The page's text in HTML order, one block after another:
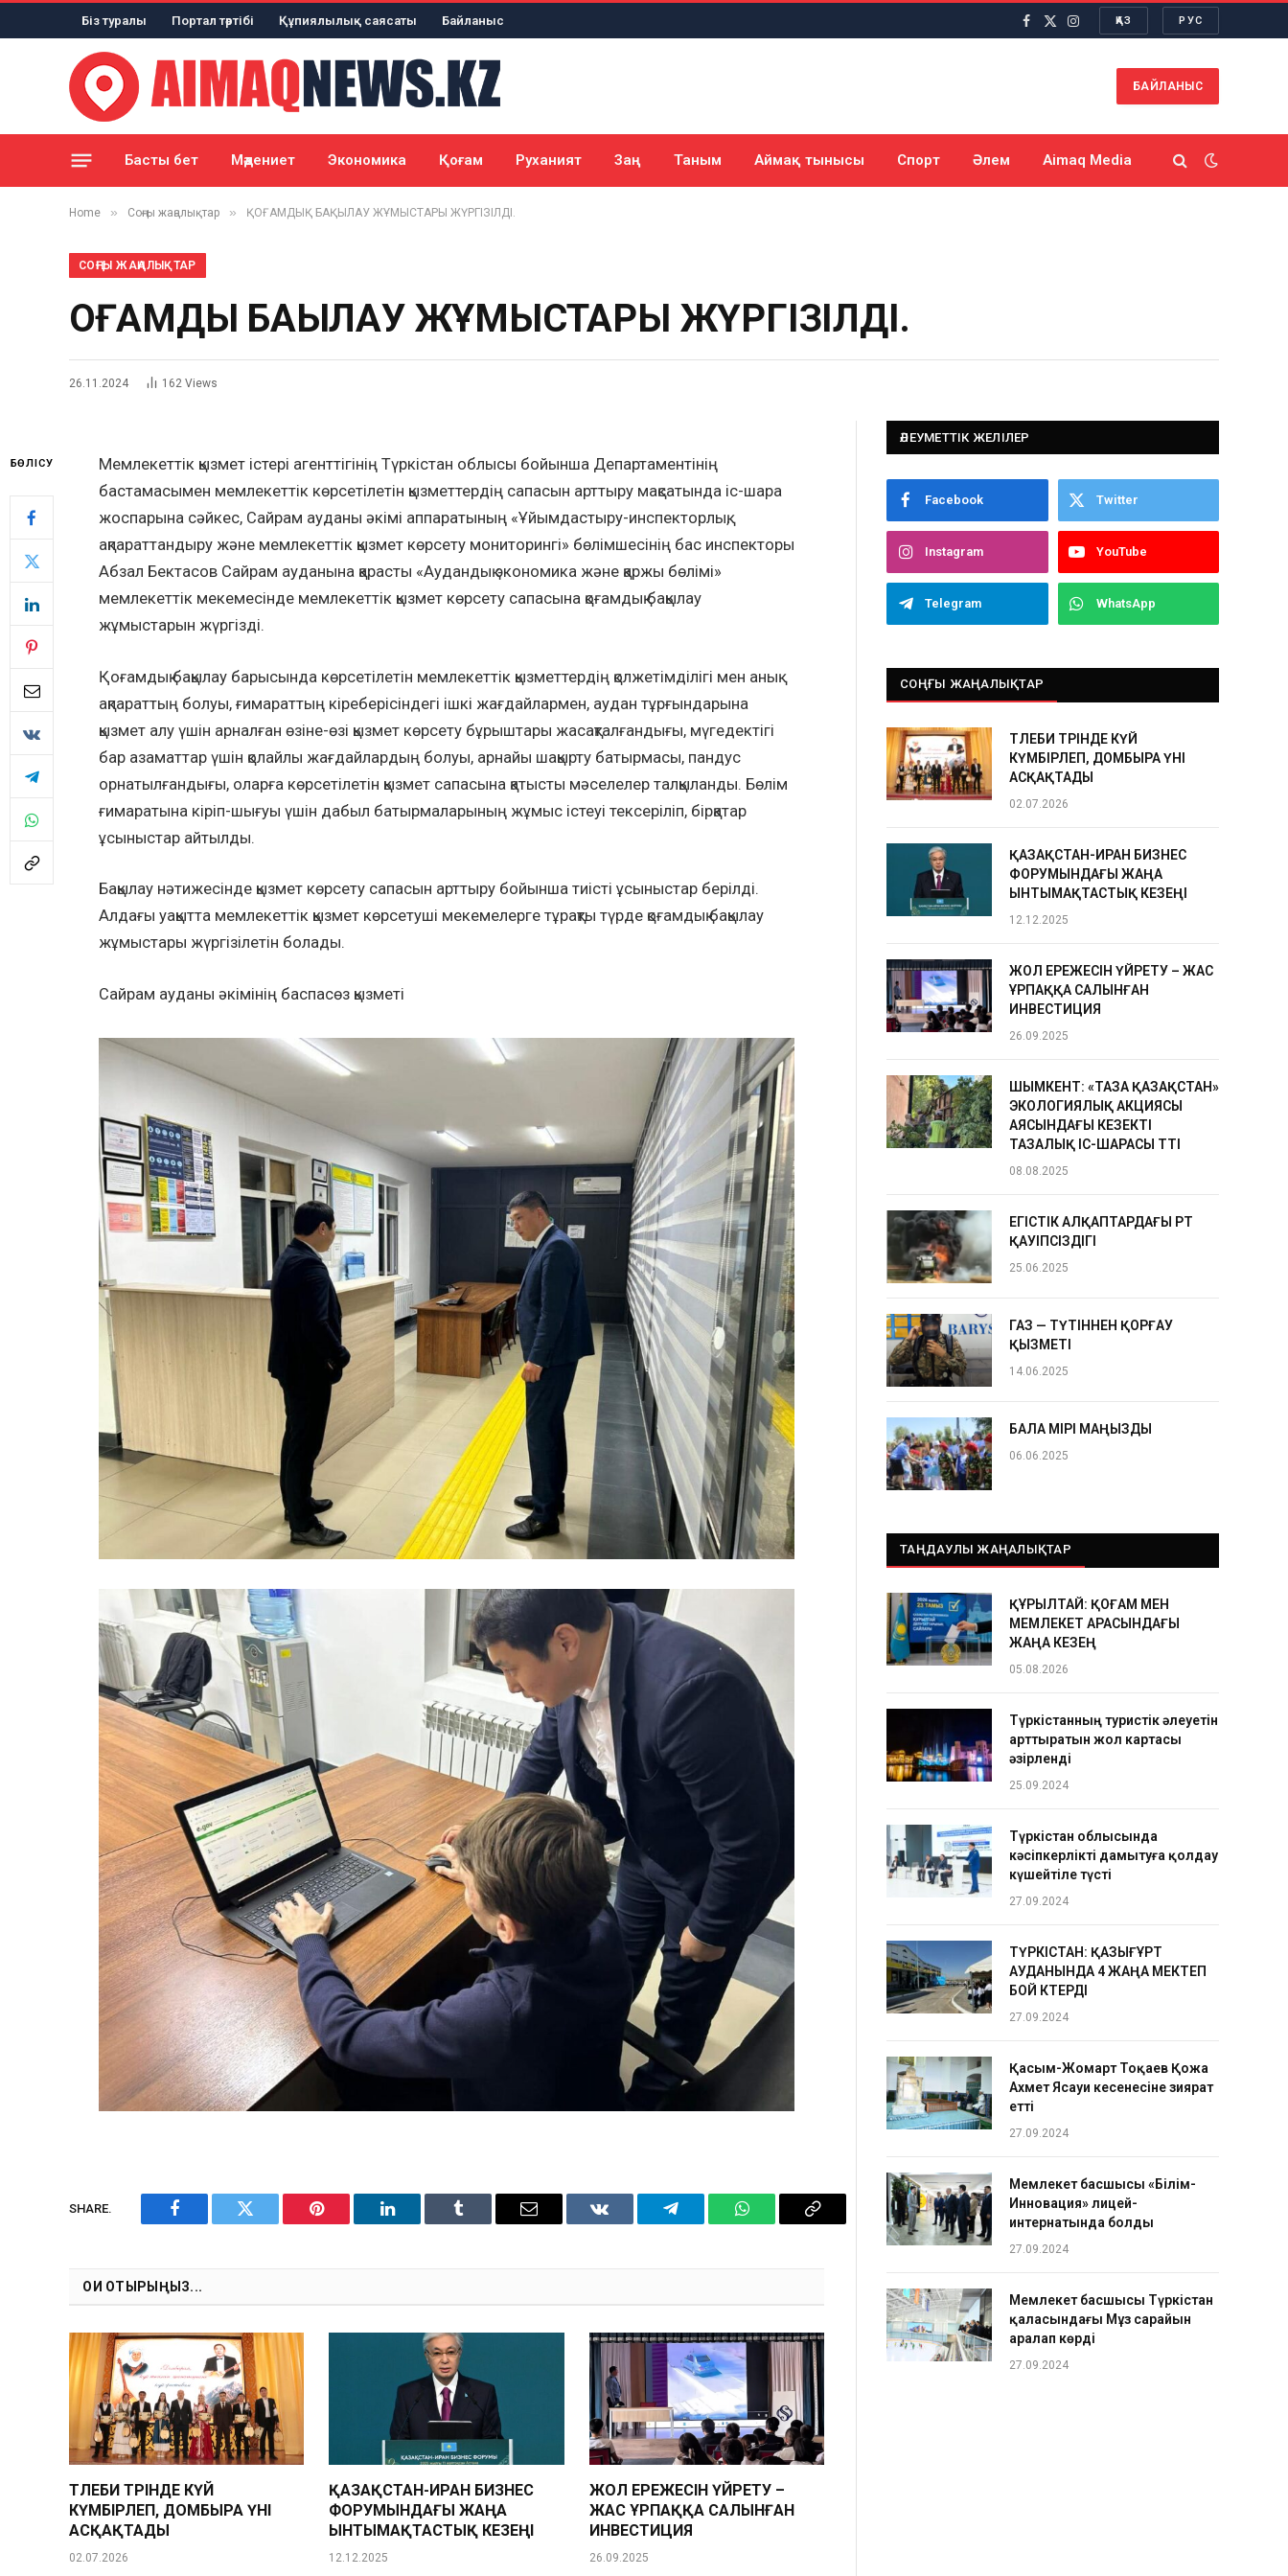
Біз туралы Портал тәртібі Құпиялылық саясаты Байланыс
Facebook
X
Instagram
ҚАЗ РУС
БАЙЛАНЫС
Басты бет Мәдениет Экономика Қоғам Руханият Заң Таным Аймақ тынысы Спорт Әлем Aimaq Media
Home » Соңғы жаңалықтар » ҚОҒАМДЫҚ БАҚЫЛАУ ЖҰМЫСТАРЫ ЖҮРГІЗІЛДІ.
СОҢҒЫ ЖАҢАЛЫҚТАР
ҚОҒАМДЫҚ БАҚЫЛАУ ЖҰМЫСТАРЫ ЖҮРГІЗІЛДІ.
26.11.2024 162 Views
БӨЛІСУ
Мемлекеттік қызмет істері агенттігінің Түркістан облысы бойынша Департаментінің
бастамасымен мемлекеттік көрсетілетін қызметтердің сапасын арттыру мақсатында іс-шара
жоспарына сәйкес, Сайрам ауданы әкімі аппаратының «Ұйымдастыру-инспекторлық,
ақпараттандыру және мемлекеттік қызмет көрсету мониторингі» бөлімшесінің бас инспекторы
Абзал Бектасов Сайрам ауданына қарасты «Аудандық экономика және қаржы бөлімі»
мемлекеттік мекемесінде мемлекеттік қызмет көрсету сапасына қоғамдық бақылау
жұмыстарын жүргізді.
Қоғамдық бақылау барысында көрсетілетін мемлекеттік қызметтердің қолжетімділігі мен анық
ақпараттың болуы, ғимараттың кіреберісіндегі ішкі жағдайлармен, аудан тұрғындарына
қызмет алу үшін арналған өзіне-өзі қызмет көрсету бұрыштары жасақталғандығы, мүгедектігі
бар азаматтар үшін қолайлы жағдайлардың болуы, арнайы шақырту батырмасы, пандус
орнатылғандығы, оларға көрсетілетін қызмет сапасына қатысты мәселелер талқыланды. Бөлім
ғимаратына кіріп-шығуы үшін дабыл батырмаларының жұмыс істеуі тексеріліп, бірқатар
ұсыныстар айтылды.
Бақылау нәтижесінде қызмет көрсету сапасын арттыру бойынша тиісті ұсыныстар берілді.
Алдағы уақытта мемлекеттік қызмет көрсетуші мекемелерге тұрақты түрде қоғамдық бақылау
жұмыстары жүргізілетін болады.
Сайрам ауданы әкімінің баспасөз қызметі
SHARE.
Facebook Twitter Pinterest LinkedIn Tumblr Email VKontakteTelegram WhatsAppCopy
ОҚИ ОТЫРЫҢЫЗ...
ТӨЛЕБИ ТӨРІНДЕ КҮЙ
КҮМБІРЛЕП, ДОМБЫРА ҮНІ
АСҚАҚТАДЫ
02.07.2026
ҚАЗАҚСТАН-ИРАН БИЗНЕС
ФОРУМЫНДАҒЫ ЖАҢА
ЫНТЫМАҚТАСТЫҚ КЕЗЕҢІ
12.12.2025
ЖОЛ ЕРЕЖЕСІН ҮЙРЕТУ –
ЖАС ҰРПАҚҚА САЛЫНҒАН
ИНВЕСТИЦИЯ
26.09.2025
ӘЛЕУМЕТТІК ЖЕЛІЛЕР
Facebook Twitter
Instagram YouTube
Telegram WhatsApp
СОҢҒЫ ЖАҢАЛЫҚТАР
ТӨЛЕБИ ТӨРІНДЕ КҮЙ
КҮМБІРЛЕП, ДОМБЫРА ҮНІ
АСҚАҚТАДЫ
02.07.2026
ҚАЗАҚСТАН-ИРАН БИЗНЕС
ФОРУМЫНДАҒЫ ЖАҢА
ЫНТЫМАҚТАСТЫҚ КЕЗЕҢІ
12.12.2025
ЖОЛ ЕРЕЖЕСІН ҮЙРЕТУ – ЖАС
ҰРПАҚҚА САЛЫНҒАН
ИНВЕСТИЦИЯ
26.09.2025
ШЫМКЕНТ: «ТАЗА ҚАЗАҚСТАН»
ЭКОЛОГИЯЛЫҚ АКЦИЯСЫ
АЯСЫНДАҒЫ КЕЗЕКТІ
ТАЗАЛЫҚ ІС-ШАРАСЫ ӨТТІ
08.08.2025
ЕГІСТІК АЛҚАПТАРДАҒЫ ӨРТ
ҚАУІПСІЗДІГІ
25.06.2025
ГАЗ — ТҮТІННЕН ҚОРҒАУ
ҚЫЗМЕТІ
14.06.2025
БАЛА ӨМІРІ МАҢЫЗДЫ
06.06.2025
ТАҢДАУЛЫ ЖАҢАЛЫҚТАР
ҚҰРЫЛТАЙ: ҚОҒАМ МЕН
МЕМЛЕКЕТ АРАСЫНДАҒЫ
ЖАҢА КЕЗЕҢ
05.08.2026
Түркістанның туристік әлеуетін
арттыратын жол картасы
әзірленді
25.09.2024
Түркістан облысында
кәсіпкерлікті дамытуға қолдау
күшейтіле түсті
27.09.2024
ТҮРКІСТАН: ҚАЗЫҒҰРТ
АУДАНЫНДА 4 ЖАҢА МЕКТЕП
БОЙ КӨТЕРДІ
27.09.2024
Қасым-Жомарт Тоқаев Қожа
Ахмет Ясауи кесенесіне зиярат
етті
27.09.2024
Мемлекет басшысы «Білім-
Инновация» лицей-
интернатында болды
27.09.2024
Мемлекет басшысы Түркістан
қаласындағы Мұз сарайын
аралап көрді
27.09.2024